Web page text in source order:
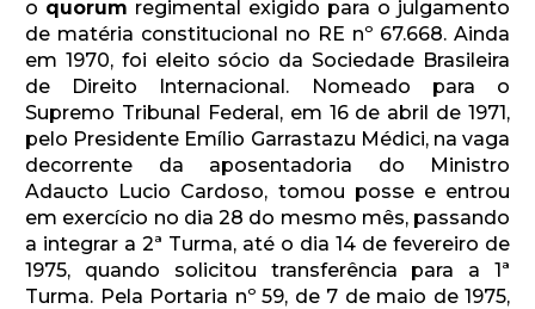
o quorum regimental exigido para o julgamento
de matéria constitucional no RE nº 67.668. Ainda
em 1970, foi eleito sócio da Sociedade Brasileira
de Direito Internacional. Nomeado para o
Supremo Tribunal Federal, em 16 de abril de 1971,
pelo Presidente Emílio Garrastazu Médici, na vaga
decorrente da aposentadoria do Ministro
Adaucto Lucio Cardoso, tomou posse e entrou
em exercício no dia 28 do mesmo mês, passando
a integrar a 2ª Turma, até o dia 14 de fevereiro de
1975, quando solicitou transferência para a 1ª
Turma. Pela Portaria nº 59, de 7 de maio de 1975,